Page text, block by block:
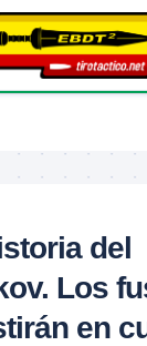
del
Los
en